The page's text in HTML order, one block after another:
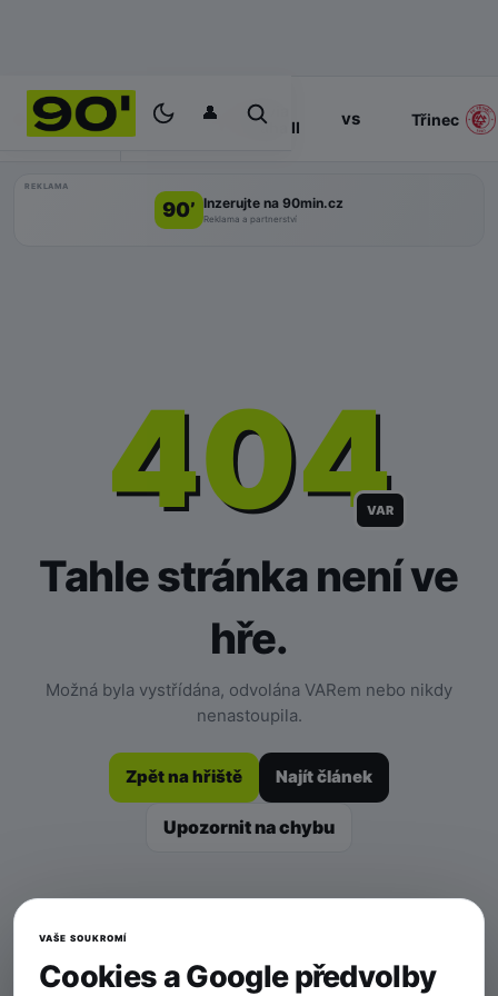
👤
PROGRAM 17:00
Slavia
Praha II
vs Třinec
REKLAMA
90’ Inzerujte na 90min.cz
Reklama a partnerství
404
VAR
Tahle stránka není ve
hře.
Možná byla vystřídána, odvolána VARem nebo nikdy
nenastoupila.
Zpět na hřiště Najít článek
Upozornit na chybu
VAŠE SOUKROMÍ
Cookies a Google předvolby